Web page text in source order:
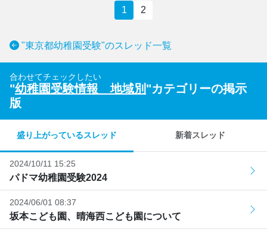
1 2
"東京都幼稚園受験"のスレッド一覧
合わせてチェックしたい
"幼稚園受験情報 地域別 "カテゴリーの掲示
版
盛り上がっているスレッド 新着スレッド
2024/10/11 15:25
パドマ幼稚園受験2024
2024/06/01 08:37
坂本こども園、晴海西こども園について